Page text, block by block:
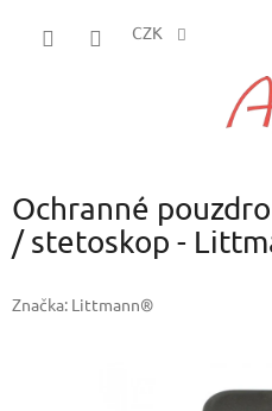
CZK
Ochranné
/ stetoskop -
Značka: Littmann®